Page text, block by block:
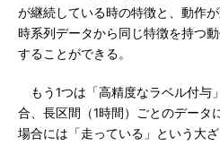
が継続している時の特徴と、動作
時系列データから同じ特徴を持つ
することができる。
もう1つは「高精度なラベル付与
合、長区間（1時間）ごとのデータ
場合には「走っている」という大